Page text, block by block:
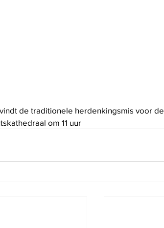
de traditionele herdenkingsmis voor de
om 11 uur